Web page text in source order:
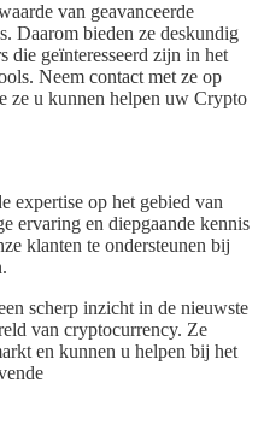
van geavanceerde
Daarom bieden ze deskundig
die geïnteresseerd zijn in het
Neem contact met ze op
ze u kunnen helpen uw Crypto
expertise op het gebied van
ervaring en diepgaande kennis
klanten te ondersteunen bij
scherp inzicht in de nieuwste
van cryptocurrency. Ze
en kunnen u helpen bij het